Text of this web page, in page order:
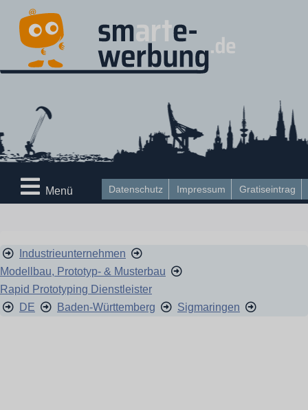
Datenschutz Impressum Gratiseintrag
Menü
Industrieunternehmen
Modellbau, Prototyp- & Musterbau
Rapid Prototyping Dienstleister
DE
Baden-Württemberg Sigmaringen